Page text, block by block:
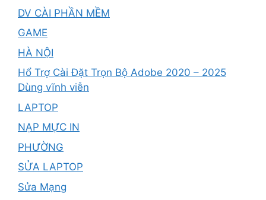
DV CÀI PHẦN MỀM
GAME
HÀ NỘI
Hổ Trợ Cài Đặt Trọn Bộ Adobe 2020 – 2025
Dùng vĩnh viễn
LAPTOP
NẠP MỰC IN
PHƯỜNG
SỬA LAPTOP
Sửa Mạng